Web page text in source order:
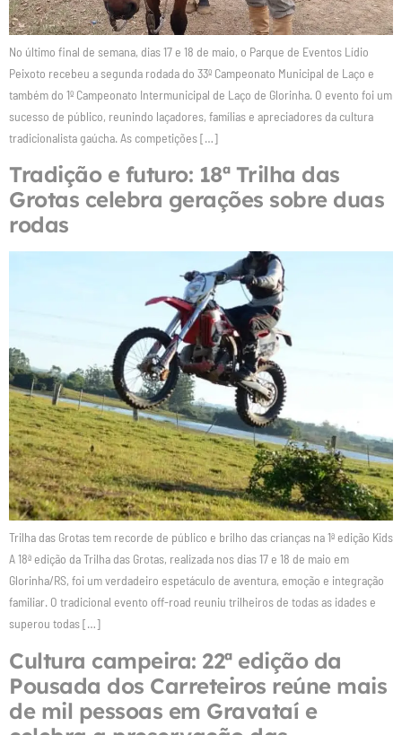
No último final de semana, dias 17 e 18 de maio, o Parque de Eventos Lídio
Peixoto recebeu a segunda rodada do 33º Campeonato Municipal de Laço e
também do 1º Campeonato Intermunicipal de Laço de Glorinha. O evento foi um
sucesso de público, reunindo laçadores, famílias e apreciadores da cultura
tradicionalista gaúcha. As competições […]
Tradição e futuro: 18ª Trilha das
Grotas celebra gerações sobre duas
rodas
Trilha das Grotas tem recorde de público e brilho das crianças na 1ª edição Kids
A 18ª edição da Trilha das Grotas, realizada nos dias 17 e 18 de maio em
Glorinha/RS, foi um verdadeiro espetáculo de aventura, emoção e integração
familiar. O tradicional evento off-road reuniu trilheiros de todas as idades e
superou todas […]
Cultura campeira: 22ª edição da
Pousada dos Carreteiros reúne mais
de mil pessoas em Gravataí e